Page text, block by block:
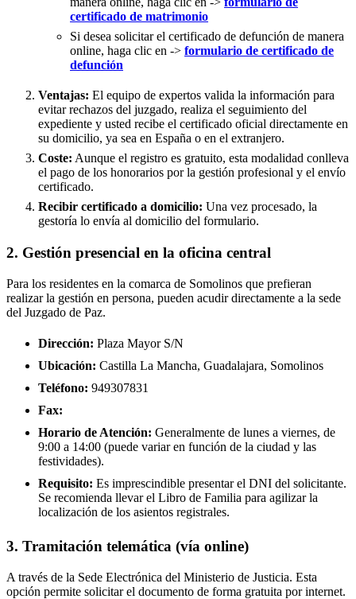
certificado de matrimonio
Si desea solicitar el certificado de defunción de manera
online, haga clic en -> formulario de certificado de
defunción
Ventajas: El equipo de expertos valida la información para
evitar rechazos del juzgado, realiza el seguimiento del
expediente y usted recibe el certificado oficial directamente en
su domicilio, ya sea en España o en el extranjero.
Coste: Aunque el registro es gratuito, esta modalidad conlleva
el pago de los honorarios por la gestión profesional y el envío
certificado.
Recibir certificado a domicilio: Una vez procesado, la
gestoría lo envía al domicilio del formulario.
2. Gestión presencial en la oficina central
Para los residentes en la comarca de Somolinos que prefieran
realizar la gestión en persona, pueden acudir directamente a la sede
del Juzgado de Paz.
Dirección: Plaza Mayor S/N
Ubicación: Castilla La Mancha, Guadalajara, Somolinos
Teléfono: 949307831
Fax:
Horario de Atención: Generalmente de lunes a viernes, de
9:00 a 14:00 (puede variar en función de la ciudad y las
festividades).
Requisito: Es imprescindible presentar el DNI del solicitante.
Se recomienda llevar el Libro de Familia para agilizar la
localización de los asientos registrales.
3. Tramitación telemática (vía online)
A través de la Sede Electrónica del Ministerio de Justicia. Esta
opción permite solicitar el documento de forma gratuita por internet.